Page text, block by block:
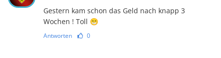
Gestern kam schon das Geld nach knapp 3
Wochen ! Toll 😁
Antworten 0